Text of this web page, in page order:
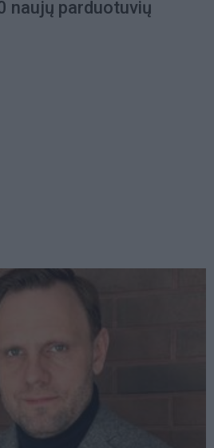
naujų parduotuvių